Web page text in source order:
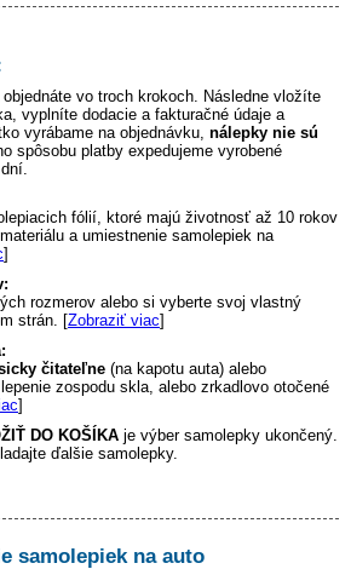
objednáte vo troch krokoch. Následne vložíte
vyplníte dodacie a fakturačné údaje a
vyrábame na objednávku, nálepky nie sú
spôsobu platby expedujeme vyrobené
fólií, ktoré majú životnosť až 10 rokov
a umiestnenie samolepiek na
]
rozmerov alebo si vyberte svoj vlastný
strán. [Zobraziť viac]
čitateľne (na kapotu auta) alebo
zospodu skla, alebo zrkadlovo otočené
]
DO KOŠÍKA je výber samolepky ukončený.
ďalšie samolepky.
samolepiek na auto